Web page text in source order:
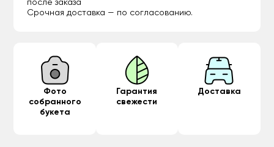
после заказа
Срочная доставка — по согласованию.
Фото
собранного
букета
Гарантия
свежести
Доставка